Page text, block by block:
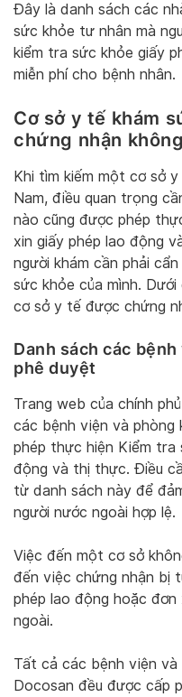
Đây là danh sách các
sức khỏe tư nhân mà
kiểm tra sức khỏe giấy
miễn phí cho bệnh nhân.
Cơ sở y tế khám
chứng nhận
Khi tìm kiếm một cơ sở
Nam, điều quan trọng
nào cũng được phép
xin giấy phép lao động
người khám cần phải
sức khỏe của mình.
cơ sở y tế được chứng
Danh sách các
phê duyệt
Trang web của chính
các bệnh viện và phòng
phép thực hiện Kiểm tra
động và thị thực. Điều
từ danh sách này để
người nước ngoài hợp lệ.
Việc đến một cơ sở
đến việc chứng nhận bị
phép lao động hoặc
ngoài.
Tất cả các bệnh viện
Docosan đều được cấp